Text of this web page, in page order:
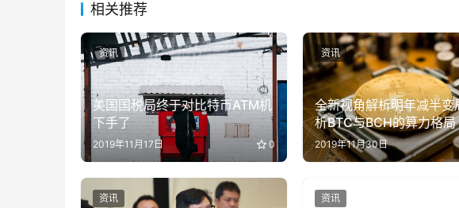
相关推荐
美国国税局终于对比特币ATM机
下手了
2019年11月17日 0
资讯
全新视角解析明年减半变
析BTC与BCH的算力格局
2019年11月30日
资讯
资讯 资讯